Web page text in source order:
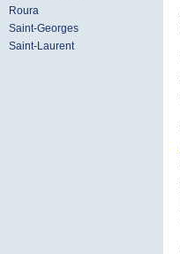
Roura
Saint-Georges
Saint-Laurent